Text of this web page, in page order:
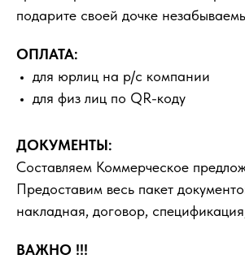
подарите своей дочке
ОПЛАТА:
для юрлиц на р/с компании
для физ лиц по QR-коду
ДОКУМЕНТЫ:
Составляем Коммерческое
Предоставим весь пакет
накладная, договор,
ВАЖНО !!!